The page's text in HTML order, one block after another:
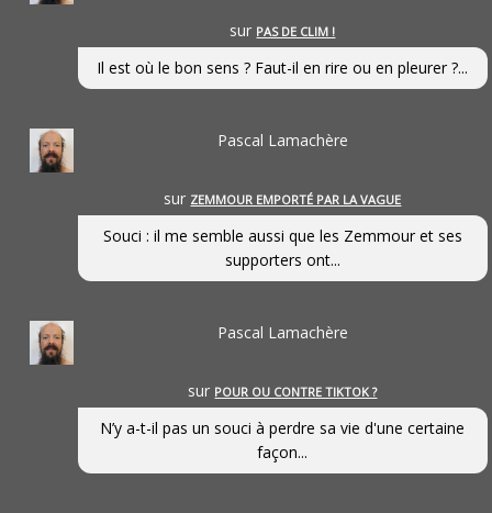
sur PAS DE CLIM !
Il est où le bon sens ? Faut-il en rire ou en pleurer ?...
Pascal Lamachère
sur ZEMMOUR EMPORTÉ PAR LA VAGUE
Souci : il me semble aussi que les Zemmour et ses
supporters ont...
Pascal Lamachère
sur POUR OU CONTRE TIKTOK ?
N’y a-t-il pas un souci à perdre sa vie d'une certaine
façon...